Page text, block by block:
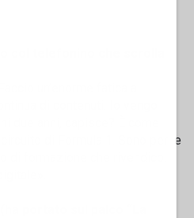
col telefonino che scrolla
un’enorme fatica a
di contenuti. Io vengo
due anni, capisce? È come
di Formula 1. Sono per le
di formazione che rivendico.
portato sul palco “La